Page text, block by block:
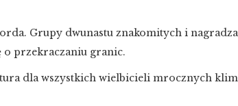
Grupy dwunastu znakomitych i
o przekraczaniu granic.
dla wszystkich wielbicieli mrocznych